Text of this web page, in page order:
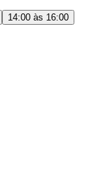
14:00 às 16:00